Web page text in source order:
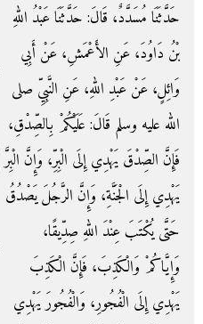
حَدَّثَنَا مُسَدَّدٌ، قَالَ‏:‏ حَدَّثَنَا عَبْدُ اللهِ
بْنُ دَاوُدَ، عَنِ الأَعْمَشِ، عَنْ أَبِي
وَائِلٍ، عَنْ عَبْدِ اللهِ، عَنِ النَّبِيِّ صلى
الله عليه وسلم قَالَ‏:‏ عَلَيْكُمْ بِالصِّدْقِ،
فَإِنَّ الصِّدْقَ يَهْدِي إِلَى الْبِرِّ، وَإِنَّ الْبِرَّ
يَهْدِي إِلَى الْجَنَّةِ، وَإِنَّ الرَّجُلَ يَصْدُقُ
حَتَّى يُكْتَبَ عِنْدَ اللهِ صِدِّيقًا،
وَإِيَّاكُمْ وَالْكَذِبَ، فَإِنَّ الْكَذِبَ
يَهْدِي إِلَى الْفُجُورِ، وَالْفُجُورَ يَهْدِي